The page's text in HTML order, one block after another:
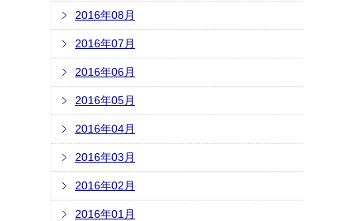
2016年08月
2016年07月
2016年06月
2016年05月
2016年04月
2016年03月
2016年02月
2016年01月